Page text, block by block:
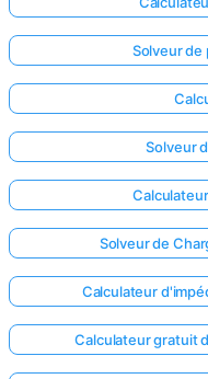
Solveur de
Solveur
Solveur de
Calculateur
Calculateur gratuit